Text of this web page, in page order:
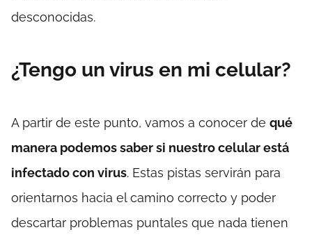
desconocidas.
¿Tengo un virus en mi celular?
A partir de este punto, vamos a conocer de qué
manera podemos saber si nuestro celular está
infectado con virus. Estas pistas servirán para
orientarnos hacia el camino correcto y poder
descartar problemas puntales que nada tienen